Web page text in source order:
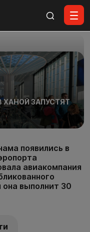
ХАНОЙ ЗАПУСТЯТ
появились в
авиакомпания
она выполнит 30